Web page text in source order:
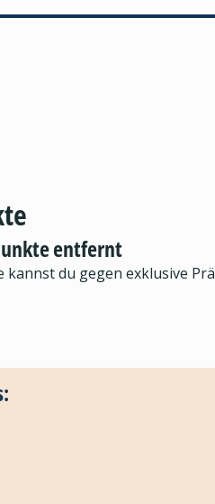
entfernt
du gegen exklusive